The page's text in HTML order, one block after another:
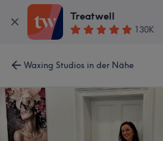
Treatwell
130K
Waxing Studios in der Nähe